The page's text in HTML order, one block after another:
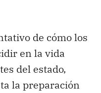
de cómo los
en la vida
del estado,
la preparación